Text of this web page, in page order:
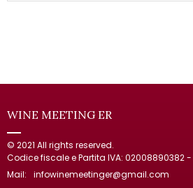
WINE MEETING ER
© 2021 All rights reserved.
Codice fiscale e Partita IVA: 02008890382 -
Mail:
infowinemeetinger@gmail.com